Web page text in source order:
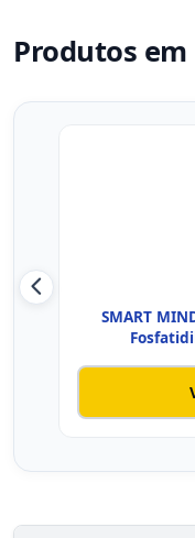
Produtos
SMART